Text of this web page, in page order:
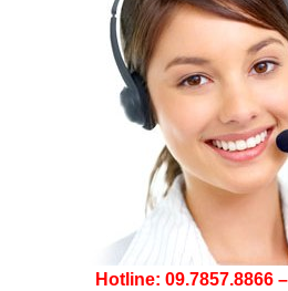
Hotline: 09.7857.8866